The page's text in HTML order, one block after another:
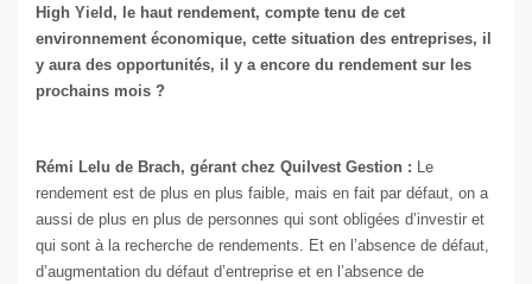
High Yield, le haut rendement, compte tenu de cet
environnement économique, cette situation des entreprises, il
y aura des opportunités, il y a encore du rendement sur les
prochains mois ?
Rémi Lelu de Brach, gérant chez Quilvest Gestion : Le
rendement est de plus en plus faible, mais en fait par défaut, on a
aussi de plus en plus de personnes qui sont obligées d’investir et
qui sont à la recherche de rendements. Et en l’absence de défaut,
d’augmentation du défaut d’entreprise et en l’absence de